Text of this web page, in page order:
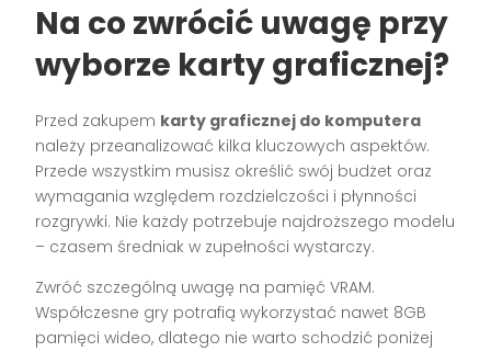
Na co zwrócić uwagę przy
wyborze karty graficznej?
Przed zakupem karty graficznej do komputera
należy przeanalizować kilka kluczowych aspektów.
Przede wszystkim musisz określić swój budżet oraz
wymagania względem rozdzielczości i płynności
rozgrywki. Nie każdy potrzebuje najdroższego modelu
– czasem średniak w zupełności wystarczy.
Zwróć szczególną uwagę na pamięć VRAM.
Współczesne gry potrafią wykorzystać nawet 8GB
pamięci wideo, dlatego nie warto schodzić poniżej